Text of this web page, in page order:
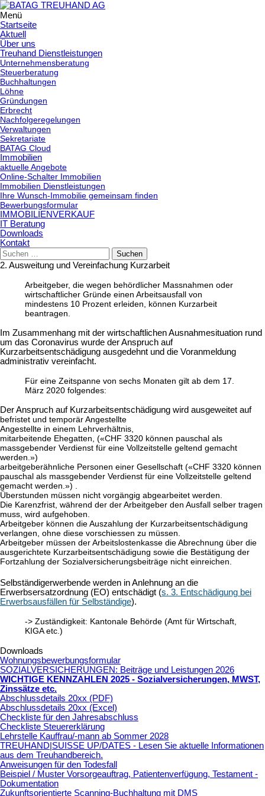
Menü
Springe
zum
Inhalt
Startseite
Aktuell
Über uns
Treuhand Dienstleistungen
Unternehmensberatung
Steuerberatung
Buchhaltungen
Löhne
Gründungen
Erbrecht
Nachfolgeregelungen
Verwaltungen
Sekretariate
BATAG Cloud
Immobilien
aktuelle Angebote
Online-Schalter Immobilien
Immobilien Dienstleistungen
Ihre Wunsch-Immobilie gemeinsam finden
Bewerbungsformular
IMMOBILIENVERKAUF
IT Beratung
Downloads
Kontakt
Suchen
nach:
2. Ausweitung und Vereinfachung Kurzarbeit
Arbeitgeber, die wegen behördlicher Massnahmen oder
wirtschaftlicher Gründe einen Arbeitsausfall von
mindestens 10 Prozent erleiden, können Kurzarbeit
beantragen.
Im Zusammenhang mit der wirtschaftlichen Ausnahmesituation rund
um das Coronavirus wurde der Anspruch auf
Kurzarbeitsentschädigung ausgedehnt und die Voranmeldung
administrativ vereinfacht.
Für eine Zeitspanne von sechs Monaten gilt ab dem 17.
März 2020 folgendes:
Der Anspruch auf Kurzarbeitsentschädigung wird ausgeweitet auf
befristet und temporär Angestellte
Angestellte in einem Lehrverhältnis,
mitarbeitende Ehegatten, («CHF 3320 können pauschal als
massgebender Verdienst für eine Vollzeitstelle geltend gemacht
werden.»)
arbeitgeberähnliche Personen einer Gesellschaft («CHF 3320 können
pauschal als massgebender Verdienst für eine Vollzeitstelle geltend
gemacht werden.») .
Überstunden müssen nicht vorgängig abgearbeitet werden.
Die Karenzfrist, während der der Arbeitgeber den Ausfall selber tragen
muss, wird aufgehoben.
Arbeitgeber können die Auszahlung der Kurzarbeitsentschädigung
verlangen, ohne diese vorschiessen zu müssen.
Arbeitgeber müssen der Arbeitslostenkasse die Abrechnung über die
ausgerichtete Kurzarbeitsentschädigung sowie die Bestätigung der
Fortzahlung der Sozialversicherungsbeiträge nicht einreichen.
Selbständigerwerbende werden in Anlehnung an die
Erwerbsersatzordnung (EO) entschädigt (s. 3. Entschädigung bei
Erwerbsausfällen für Selbständige).
-> Zuständigkeit: Kantonale Behörde (Amt für Wirtschaft,
KIGA etc.)
Downloads
Wohnungsbewerbungsformular
SOZIALVERSICHERUNGEN: Beiträge und Leistungen 2026
WICHTIGE KENNZAHLEN 2025 - Sozialversicherungen, MWST,
Zinssätze etc.
Abschlussdetails 20xx (PDF)
Abschlussdetails 20xx (Excel)
Checkliste für den Jahresabschluss
Checkliste Steuererklärung
Lehrstelle Kauffrau/-mann ab Sommer 2028
TREUHAND|SUISSE UP/DATES - Lesen Sie aktuelle Informationen
aus dem Treuhandbereich.
Anweisungen für den Todesfall
Beispiel / Muster Vorsorgeauftrag, Patientenverfügung, Testament -
Dokumentation
Zukunftsorientierte Scanning-Buchhaltung mit DMS